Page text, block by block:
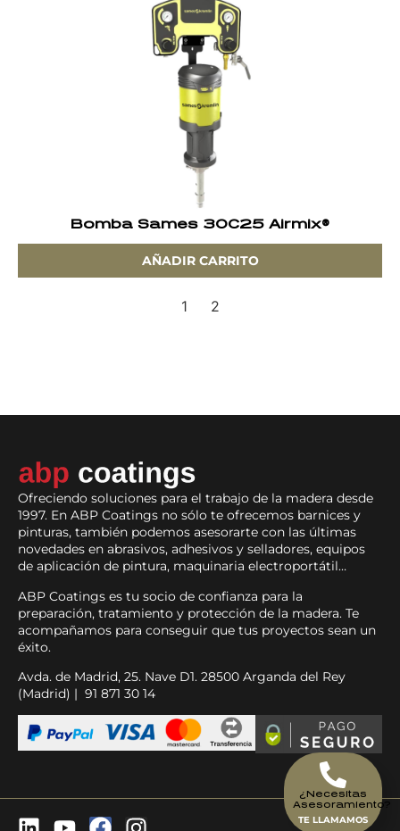
¿Necesitas
Asesoramiento?
TE LLAMAMOS
Bomba Sames 30C25 Airmix®
AÑADIR CARRITO
1 2
Ofreciendo soluciones para el trabajo de la madera desde
1997. En ABP Coatings no sólo te ofrecemos barnices y
pinturas, también podemos asesorarte con las últimas
novedades en abrasivos, adhesivos y selladores, equipos
de aplicación de pintura, maquinaria electroportátil…
ABP Coatings es tu socio de confianza para la
preparación, tratamiento y protección de la madera. Te
acompañamos para conseguir que tus proyectos sean un
éxito.
Avda. de Madrid, 25. Nave D1. 28500 Arganda del Rey
(Madrid) | 91 871 30 14